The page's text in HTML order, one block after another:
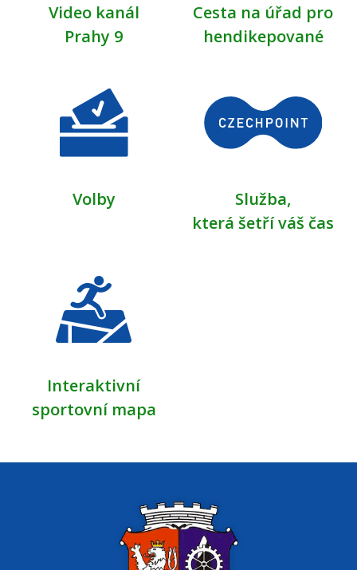
Video kanál
Prahy 9
Cesta na úřad pro
hendikepované
Volby
Služba,
která šetří váš čas
Interaktivní
sportovní mapa